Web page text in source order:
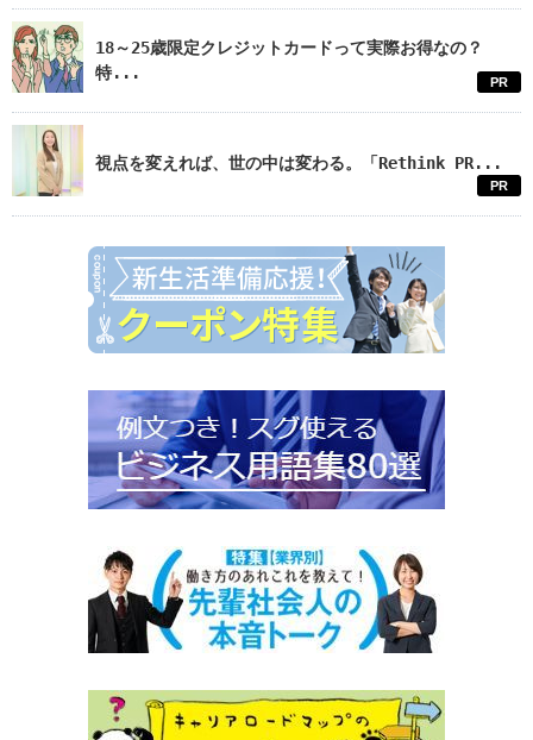
18～25歳限定クレジットカードって実際お得なの？
特...
PR
視点を変えれば、世の中は変わる。「Rethink PR...
PR